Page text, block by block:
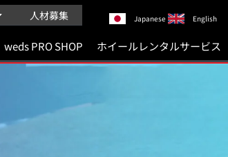
人材募集 Japanese English
weds PRO SHOP ホイールレンタルサービス